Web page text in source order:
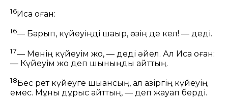
16Иса оған:
16— Барып, күйеуіңді шақыр, өзің де кел! — деді.
17— Менің күйеуім жоқ, — деді әйел. Ал Иса оған:
— Күйеуім жоқ деп шыныңды айттың.
18 Бес рет күйеуге шыққансың, ал қазіргің күйеуің
емес. Мұны дұрыс айттың, — деп жауап берді.